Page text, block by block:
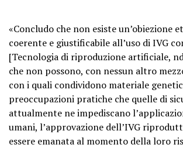
«Concludo che non esiste un’obiezione
coerente e giustificabile all’uso di IVG
[Tecnologia di riproduzione artificiale,
che non possono, con nessun altro
con i quali condividono materiale
preoccupazioni pratiche che quelle di
attualmente ne impediscano
umani, l’approvazione dell’IVG
essere emanata al momento della loro